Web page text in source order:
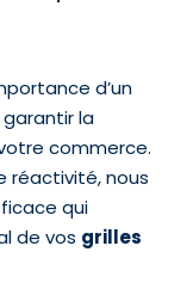
d’un
la
commerce.
réactivité, nous
qui
de vos grilles